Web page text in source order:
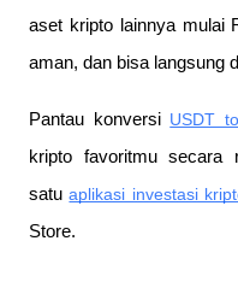
aset kripto lainnya mulai
aman, dan bisa langsung
Pantau konversi USDT
kripto favoritmu secara
satu aplikasi investasi
Store.